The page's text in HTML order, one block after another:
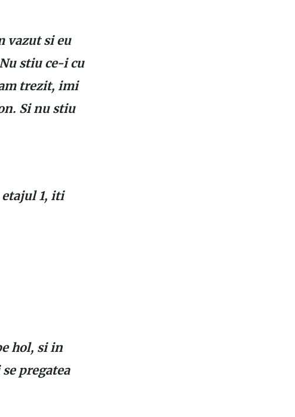
vazut si eu
stiu ce-i cu
trezit, imi
Si nu stiu
etajul 1, iti
hol, si in
pregatea